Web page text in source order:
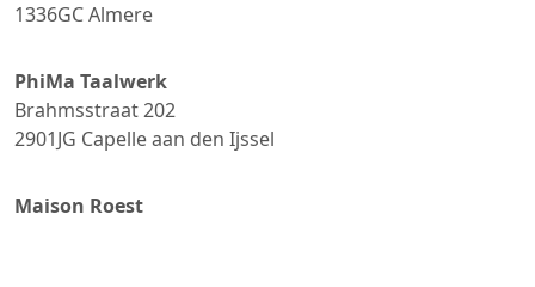
1336GCAlmere
PhiMa Taalwerk
Brahmsstraat 202
2901JG Capelle aan den Ijssel
Maison Roest